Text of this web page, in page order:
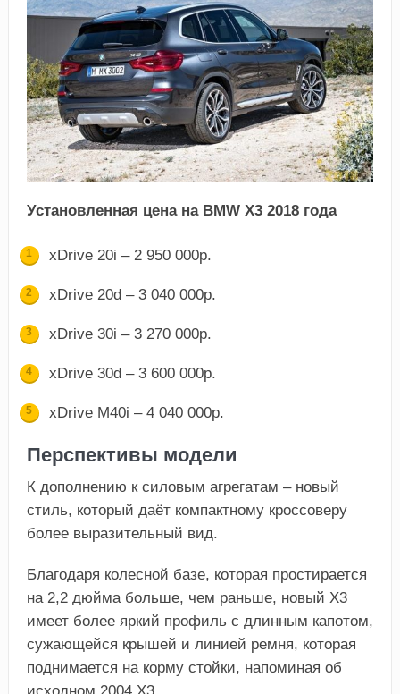
Установленная цена на BMW Х3 2018 года
xDrive 20i – 2 950 000р.
xDrive 20d – 3 040 000р.
xDrive 30i – 3 270 000р.
xDrive 30d – 3 600 000р.
xDrive M40i – 4 040 000р.
Перспективы модели
К дополнению к силовым агрегатам – новый
стиль, который даёт компактному кроссоверу
более выразительный вид.
Благодаря колесной базе, которая простирается
на 2,2 дюйма больше, чем раньше, новый Х3
имеет более яркий профиль с длинным капотом,
сужающейся крышей и линией ремня, которая
поднимается на корму стойки, напоминая об